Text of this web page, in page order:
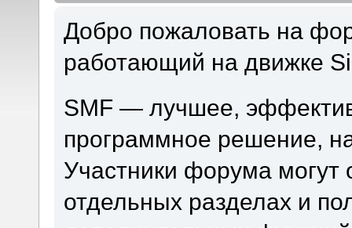
Добро пожаловать на
работающий на движке
SMF — лучшее,
программное решение,
Участники форума
отдельных разделах и